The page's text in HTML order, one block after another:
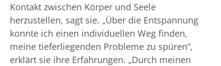
Kontakt zwischen Körper und Seele
herzustellen, sagt sie. „Über die Entspannung
konnte ich einen individuellen Weg finden,
meine tieferliegenden Probleme zu spüren“,
erklärt sie ihre Erfahrungen. „Durch meinen